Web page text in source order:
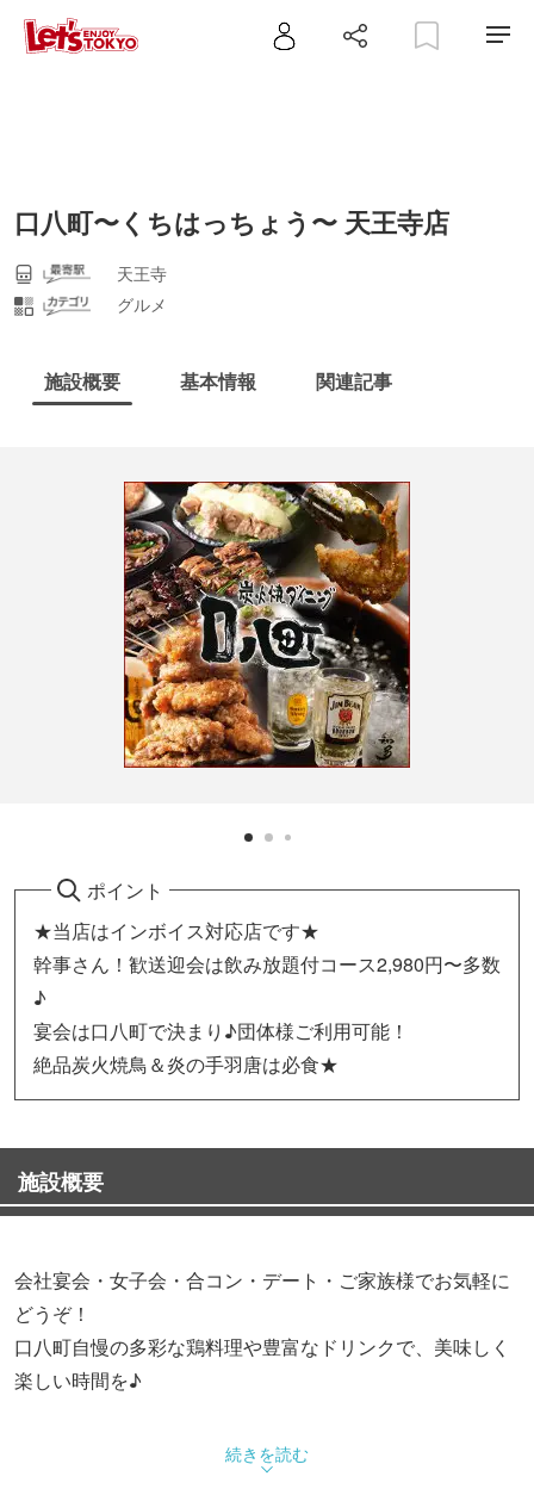
口八町〜くちはっちょう〜 天王寺店
天王寺
グルメ
施設概要 基本情報 関連記事
ポイント
★当店はインボイス対応店です★
幹事さん！歓送迎会は飲み放題付コース2,980円〜多数
♪
宴会は口八町で決まり♪団体様ご利用可能！
絶品炭火焼鳥＆炎の手羽唐は必食★
施設概要
会社宴会・女子会・合コン・デート・ご家族様でお気軽に
どうぞ！
口八町自慢の多彩な鶏料理や豊富なドリンクで、美味しく
楽しい時間を♪
◆めっちゃお得「飲み放題付コース」
手羽揚げや焼鳥など、名物料理を堪能できる鶏づくしコ
続きを読む